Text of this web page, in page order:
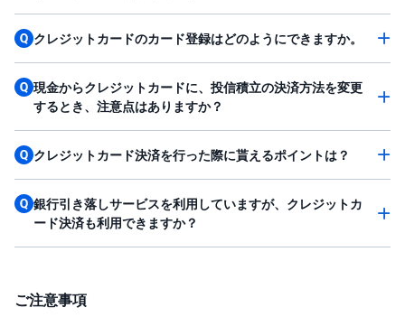
クレジットカードのカード登録はどのようにできますか。
現金からクレジットカードに、投信積立の決済方法を変更
するとき、注意点はありますか？
クレジットカード決済を行った際に貰えるポイントは？
銀行引き落しサービスを利用していますが、クレジットカ
ード決済も利用できますか？
ご注意事項